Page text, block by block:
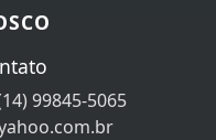
99845-5065